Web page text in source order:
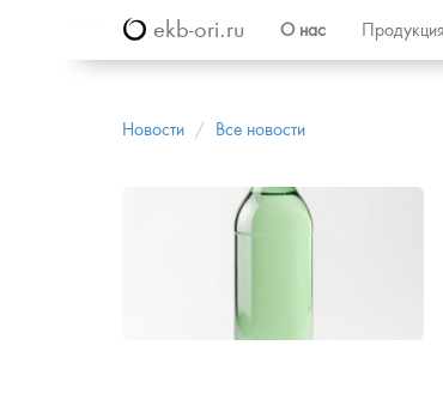
ekb-ori.ru О нас Продукция
Новости Все новости